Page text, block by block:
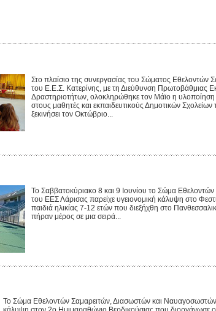
Στο πλαίσιο της συνεργασίας του Σώματος
του Ε.Ε.Σ. Κατερίνης, με τη Διεύθυνση Πρωτοβάθμιας
Δραστηριοτήτων, ολοκληρώθηκε τον Μάϊο η
στους μαθητές και εκπαιδευτικούς Δημοτικών
ξεκινήσει τον Οκτώβριο...
Το Σαββατοκύριακο 8 και 9 Ιουνίου το Σώμα
του ΕΕΣ Λάρισας παρείχε υγειονομική κάλυψη στο
παιδιά ηλικίας 7-12 ετών που διεξήχθη στο
πήραν μέρος σε μια σειρά...
Το Σώμα Εθελοντών Σαμαρειτών, Διασωστών και Ναυαγοσωστών